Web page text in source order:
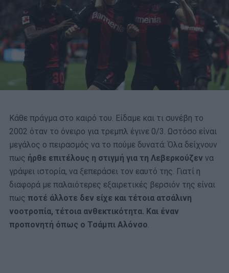
Κάθε πράγμα στο καιρό του. Είδαμε και τι συνέβη το
2002 όταν το όνειρο για τρεμπλ έγινε 0/3. Ωστόσο είναι
μεγάλος ο πειρασμός να το πούμε δυνατά: Όλα δείχνουν
πως ήρθε επιτέλους η στιγμή για τη Λεβερκούζεν να
γράψει ιστορία, να ξεπεράσει τον εαυτό της. Γιατί η
διαφορά με παλαιότερες εξαιρετικές βερσιόν της είναι
πως ποτέ άλλοτε δεν είχε και τέτοια ατσάλινη
νοοτροπία, τέτοια ανθεκτικότητα. Και έναν
προπονητή όπως ο Τσάμπι Αλόνσο.